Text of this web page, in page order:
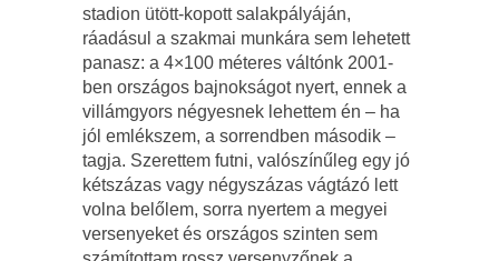
stadion ütött-kopott salakpályáján,
ráadásul a szakmai munkára sem lehetett
panasz: a 4×100 méteres váltónk 2001-
ben országos bajnokságot nyert, ennek a
villámgyors négyesnek lehettem én – ha
jól emlékszem, a sorrendben második –
tagja. Szerettem futni, valószínűleg egy jó
kétszázas vagy négyszázas vágtázó lett
volna belőlem, sorra nyertem a megyei
versenyeket és országos szinten sem